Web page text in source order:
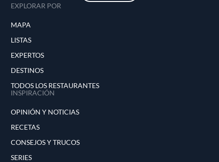
EXPLORAR POR
MAPA
LISTAS
EXPERTOS
DESTINOS
TODOS LOS RESTAURANTES
INSPIRACIÓN
OPINIÓN Y NOTICIAS
RECETAS
CONSEJOS Y TRUCOS
SERIES